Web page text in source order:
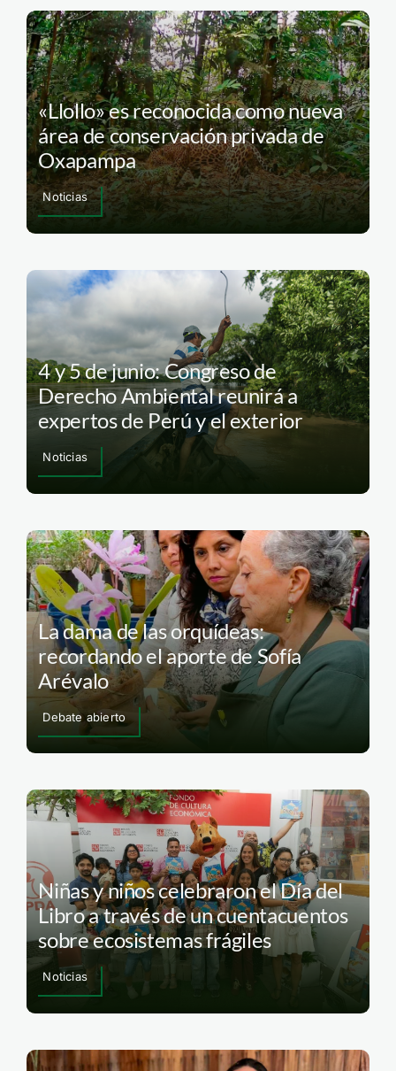
«Llollo» es reconocida como nueva
área de conservación privada de
Oxapampa
Noticias
4 y 5 de junio: Congreso de
Derecho Ambiental reunirá a
expertos de Perú y el exterior
Noticias
La dama de las orquídeas:
recordando el aporte de Sofía
Arévalo
Debate abierto
Niñas y niños celebraron el Día del
Libro a través de un cuentacuentos
sobre ecosistemas frágiles
Noticias